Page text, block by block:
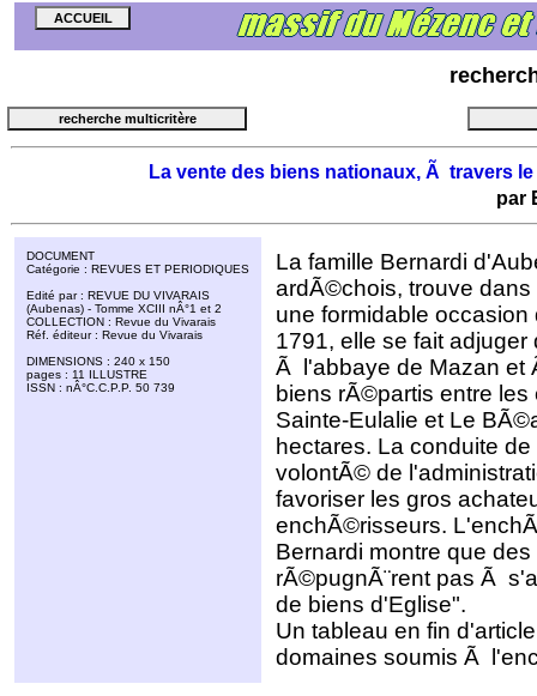
La vente des biens nationaux, Ã travers
par
DOCUMENT
Catégorie : REVUES ET PERIODIQUES
Edité par : REVUE DU VIVARAIS
(Aubenas) - Tomme XCIII nÂ°1 et 2
COLLECTION : Revue du Vivarais
Réf. éditeur : Revue du Vivarais
DIMENSIONS : 240 x 150
pages : 11 ILLUSTRE
ISSN : nÂ°C.C.P.P. 50 739
La famille Bernardi
ardÃ©chois, trouve
une formidable
1791, elle se fait
Ã l'abbaye de Mazan et
biens rÃ©partis entre
Sainte-Eulalie et Le
hectares. La conduite
volontÃ© de
favoriser les gros
enchÃ©risseurs.
Bernardi montre que
rÃ©pugnÃ¨rent pas Ã
de biens d'Eglise".
Un tableau en fin
domaines soumis Ã